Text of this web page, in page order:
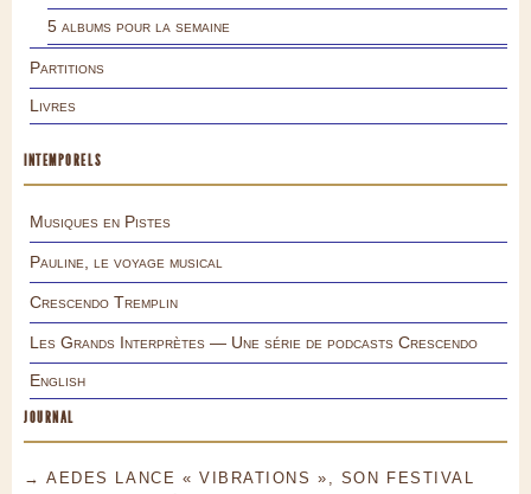
5 albums pour la semaine
Partitions
Livres
INTEMPORELS
Musiques en Pistes
Pauline, le voyage musical
Crescendo Tremplin
Les Grands Interprètes — Une série de podcasts Crescendo
English
JOURNAL
→ AEDES LANCE « VIBRATIONS », SON FESTIVAL